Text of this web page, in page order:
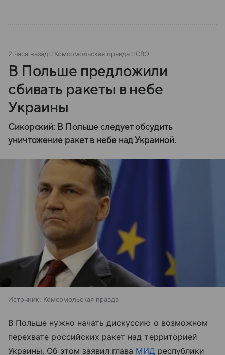
2 часа назад Комсомольская правда СВО
В Польше предложили
сбивать ракеты в небе
Украины
Сикорский: В Польше следует обсудить
уничтожение ракет в небе над Украиной.
Источник: Комсомольская правда
В Польше нужно начать дискуссию о возможном
перехвате российских ракет над территорией
Украины. Об этом заявил глава МИДреспублики